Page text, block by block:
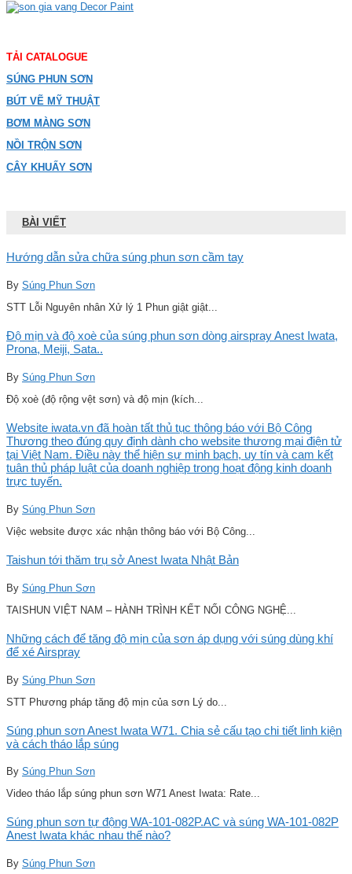
TẢI CATALOGUE
SÚNG PHUN SƠN
BÚT VẼ MỸ THUẬT
BƠM MÀNG SƠN
NỒI TRỘN SƠN
CÂY KHUẤY SƠN
BÀI VIẾT
Hướng dẫn sửa chữa súng phun sơn cầm tay
By Súng Phun Sơn
STT Lỗi Nguyên nhân Xử lý 1 Phun giật giật...
Độ mịn và độ xoè của súng phun sơn dòng airspray Anest Iwata,
Prona, Meiji, Sata..
By Súng Phun Sơn
Độ xoè (độ rộng vệt sơn) và độ mịn (kích...
Website iwata.vn đã hoàn tất thủ tục thông báo với Bộ Công
Thương theo đúng quy định dành cho website thương mại điện tử
tại Việt Nam. Điều này thể hiện sự minh bạch, uy tín và cam kết
tuân thủ pháp luật của doanh nghiệp trong hoạt động kinh doanh
trực tuyến.
By Súng Phun Sơn
Việc website được xác nhận thông báo với Bộ Công...
Taishun tới thăm trụ sở Anest Iwata Nhật Bản
By Súng Phun Sơn
TAISHUN VIỆT NAM – HÀNH TRÌNH KẾT NỐI CÔNG NGHỆ...
Những cách để tăng độ mịn của sơn áp dụng với súng dùng khí
để xé Airspray
By Súng Phun Sơn
STT Phương pháp tăng độ mịn của sơn Lý do...
Súng phun sơn Anest Iwata W71. Chia sẻ cấu tạo chi tiết linh kiện
và cách tháo lắp súng
By Súng Phun Sơn
Video tháo lắp súng phun sơn W71 Anest Iwata: Rate...
Súng phun sơn tự động WA-101-082P.AC và súng WA-101-082P
Anest Iwata khác nhau thế nào?
By Súng Phun Sơn